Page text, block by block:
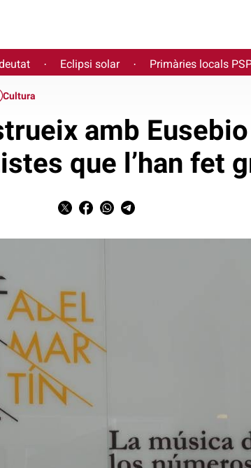
· Eclipsi solar · Primàries locals
Cultura
amb
que l’han fet